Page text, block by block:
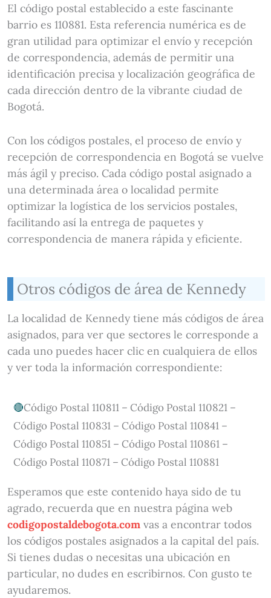
El código postal establecido a este fascinante
barrio es 110881. Esta referencia numérica es de
gran utilidad para optimizar el envío y recepción
de correspondencia, además de permitir una
identificación precisa y localización geográfica de
cada dirección dentro de la vibrante ciudad de
Bogotá.
Con los códigos postales, el proceso de envío y
recepción de correspondencia en Bogotá se vuelve
más ágil y preciso. Cada código postal asignado a
una determinada área o localidad permite
optimizar la logística de los servicios postales,
facilitando así la entrega de paquetes y
correspondencia de manera rápida y eficiente.
Otros códigos de área de Kennedy
La localidad de Kennedy tiene más códigos de área
asignados, para ver que sectores le corresponde a
cada uno puedes hacer clic en cualquiera de ellos
y ver toda la información correspondiente:
Código Postal 110811 – Código Postal 110821 –
Código Postal 110831 – Código Postal 110841 –
Código Postal 110851 – Código Postal 110861 –
Código Postal 110871 – Código Postal 110881
Esperamos que este contenido haya sido de tu
agrado, recuerda que en nuestra página web
codigopostaldebogota.comvas a encontrar todos
los códigos postales asignados a la capital del país.
Si tienes dudas o necesitas una ubicación en
particular, no dudes en escribirnos. Con gusto te
ayudaremos.